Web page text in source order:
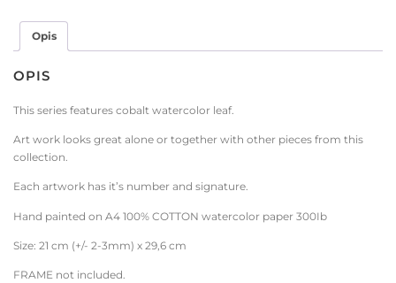
Opis
OPIS
This series features cobalt watercolor leaf.
Art work looks great alone or together with other pieces from this
collection.
Each artwork has it’s number and signature.
Hand painted on A4 100% COTTON watercolor paper 300Ib
Size: 21 cm (+/- 2-3mm) x 29,6 cm
FRAME not included.